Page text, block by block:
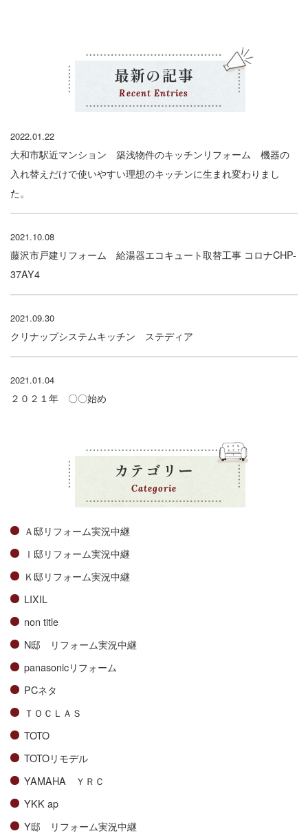
最新の記事
Recent Entries
2022.01.22
大和市駅近マンション 築浅物件のキッチンリフォーム 機器の
入れ替えだけで使いやすい理想のキッチンに生まれ変わりまし
た。
2021.10.08
藤沢市戸建リフォーム 給湯器エコキュート取替工事 コロナCHP-
37AY4
2021.09.30
クリナップシステムキッチン ステディア
2021.01.04
２０２１年 〇〇始め
カテゴリー
Categorie
Ａ邸リフォーム実況中継
Ⅰ邸リフォーム実況中継
Ｋ邸リフォーム実況中継
LIXIL
non title
N邸 リフォーム実況中継
panasonicリフォーム
PCネタ
ＴＯＣＬＡＳ
TOTO
TOTOリモデル
YAMAHA ＹＲＣ
YKK ap
Y邸 リフォーム実況中継